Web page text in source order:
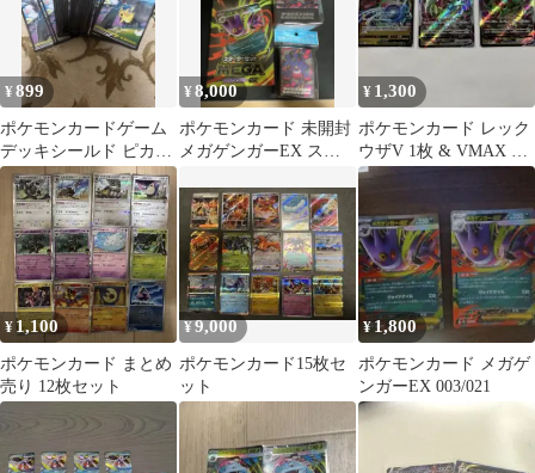
¥899
ポケモンカードゲーム
デッキシールド ピカチ
ュウ&ゼクロム 64枚
入
¥8,000
ポケモンカード 未開封
メガゲンガーEX スタ
ケース&スリーブ
¥ 1,300
ポケモンカード レック
ウザV 1枚 & VMAX 2
枚のセット
¥ 1,100
ポケモンカード まとめ
売り 12枚セット
¥9,000
ポケモンカード15枚セ
ット
¥1,800
ポケモンカード メガゲ
ンガーEX 003/021